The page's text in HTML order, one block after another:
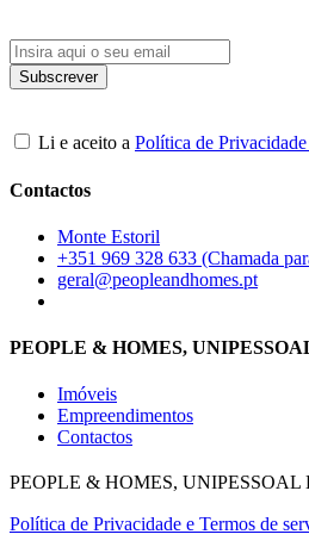
Li e aceito a Política de
Contactos
Monte Estoril
+351 969 328 633 (Chamada
geral@peopleandhomes.pt
PEOPLE & HOMES,
Imóveis
Empreendimentos
Contactos
PEOPLE & HOMES, UNIPESSOAL
Política de Privacidade e Termos de